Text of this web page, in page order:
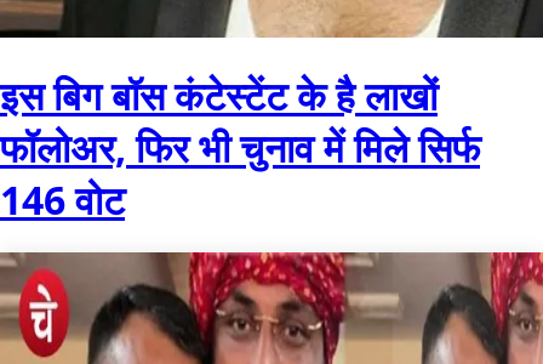
इस बिग बॉस कंटेस्टेंट के है लाखों
फॉलोअर, फिर भी चुनाव में मिले सिर्फ
146 वोट